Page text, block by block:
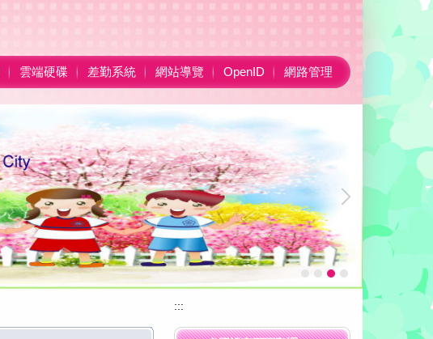
雲端硬碟 差勤系統 網站導覽 OpenID 網路管理
恭賀大安國小參加115年度大安區運動嘉年華羽球錦標
:::